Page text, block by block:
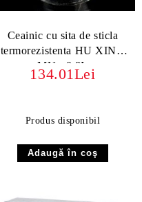
Ceainic cu sita de sticla
termorezistenta HU XING
MU - 0,8L
134.01Lei
Produs disponibil